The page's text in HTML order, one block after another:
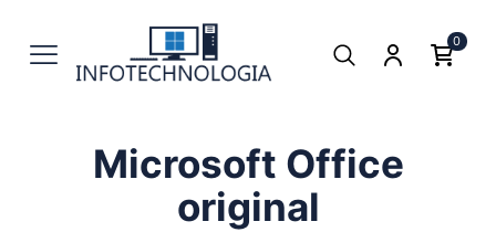
0
Microsoft Office
original